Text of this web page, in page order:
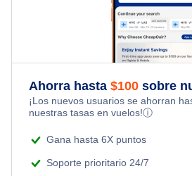
Flights Under $199
Flights from Toronto to Shanghai
Flights from Nueva York to Singapur
Flights from Nueva York to Tel Aviv
Flights from Nueva York to Estanbul
Last Minute Vacations
Kid Friendly Vacations
Romantic Vacations
Ahorra hasta $100 sobre
¡Los nuevos usuarios se ahorran
nuestras tasas en vuelos!ⓘ
Gana hasta 6X puntos
Soporte prioritario 24/7